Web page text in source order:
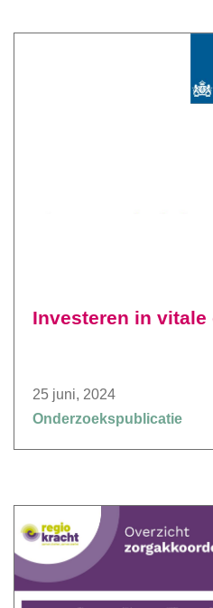
Investeren in vitale
25 juni, 2024
Onderzoekspublicatie